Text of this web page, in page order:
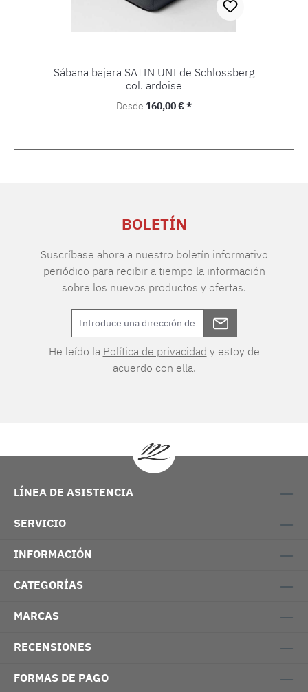
Sábana bajera SATIN UNI de Schlossberg
col. ardoise
Precio normal:
Desde 160,00 € *
BOLETÍN
Suscríbase ahora a nuestro boletín informativo
periódico para recibir a tiempo la información
sobre los nuevos productos y ofertas.
He leído la Política de privacidad y estoy de
acuerdo con ella.
LÍNEA DE ASISTENCIA
SERVICIO
INFORMACIÓN
CATEGORÍAS
MARCAS
RECENSIONES
FORMAS DE PAGO